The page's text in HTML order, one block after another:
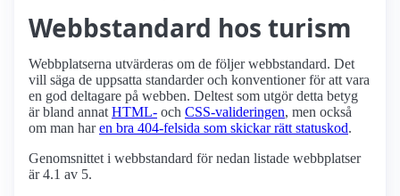
Webbstandard hos turism
Webbplatserna utvärderas om de följer webbstandard. Det
vill säga de uppsatta standarder och konventioner för att vara
en god deltagare på webben. Deltest som utgör detta betyg
är bland annat HTML- och CSS-valideringen, men också
om man haren bra 404-felsida som skickar rätt statuskod.
Genomsnittet i webbstandard för nedan listade webbplatser
är 4.1 av 5.